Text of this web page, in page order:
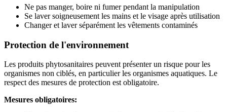
Ne pas manger, boire ni fumer pendant la manipulation
Se laver soigneusement les mains et le visage après utilisation
Changer et laver séparément les vêtements contaminés
Protection de l'environnement
Les produits phytosanitaires peuvent présenter un risque pour les
organismes non ciblés, en particulier les organismes aquatiques. Le
respect des mesures de protection est obligatoire.
Mesures obligatoires: